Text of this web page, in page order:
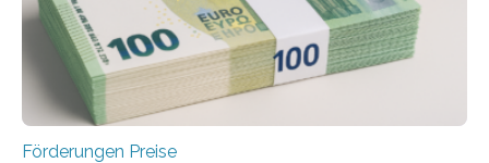
Förderungen Preise